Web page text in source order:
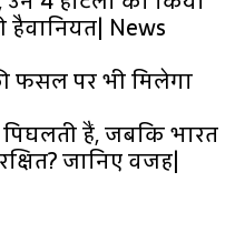
News
फसल पर भी मिलेगा
हैं, जबकि भारत
जानिए वजह|